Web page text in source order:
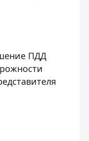
ПДД